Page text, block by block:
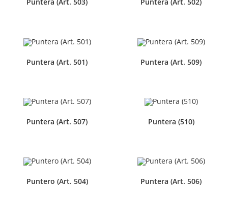
Puntera (Art. 503) Puntera (Art. 502)
Puntera (Art. 501) Puntera (Art. 509)
Puntera (Art. 507) Puntera (510)
Puntero (Art. 504) Puntera (Art. 506)